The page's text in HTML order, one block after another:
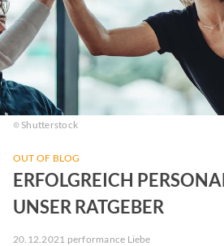
Shutterstock
OUT OF BLOG
ERFOLGREICH
UNSER RATGEBER
20.12.2021 performance Liebe